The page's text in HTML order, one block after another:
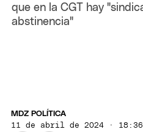
que en la CGT hay
abstinencia"
MDZ POLÍTICA
11 de abril de 2024 ·